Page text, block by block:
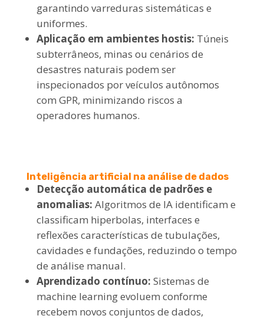
garantindo varreduras sistemáticas e
uniformes.
Aplicação em ambientes hostis: Túneis
subterrâneos, minas ou cenários de
desastres naturais podem ser
inspecionados por veículos autônomos
com GPR, minimizando riscos a
operadores humanos.
Inteligência artificial na análise de dados
Detecção automática de padrões e
anomalias: Algoritmos de IA identificam e
classificam hiperbolas, interfaces e
reflexões características de tubulações,
cavidades e fundações, reduzindo o tempo
de análise manual.
Aprendizado contínuo: Sistemas de
machine learning evoluem conforme
recebem novos conjuntos de dados,